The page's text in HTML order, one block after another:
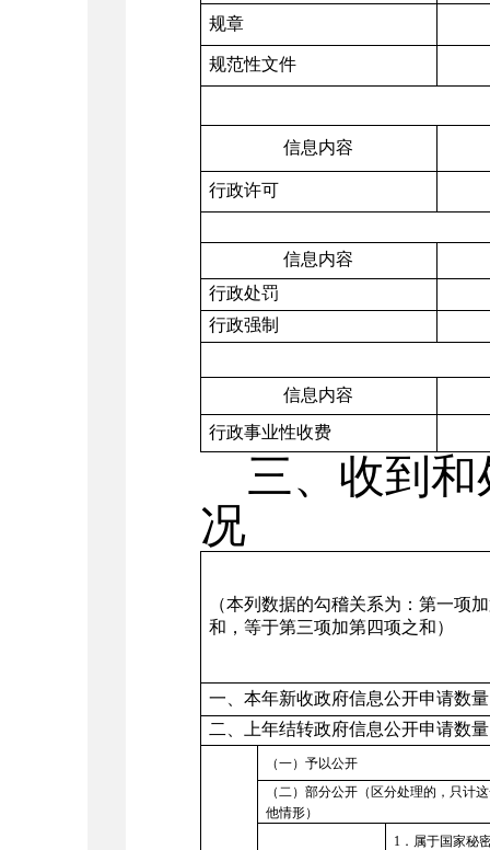
规章
规范性文件
信息内容
行政许可
信息内容
行政处罚
行政强制
信息内容
行政事业性收费
三、收到
况
（本列数据的勾稽关系为：第一项
和，等于第三项加第四项之和）
一、本年新收政府信息公开申请数量
二、上年结转政府信息公开申请数量
（一）予以公开
（二）部分公开（区分处理的，只计
他情形）
1 ．属于国家秘